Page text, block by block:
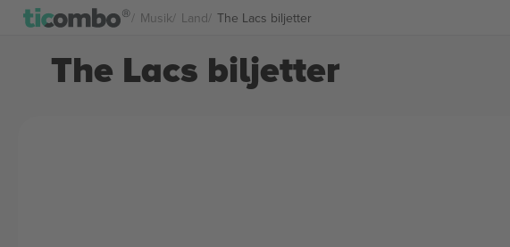
Musik Land The Lacs biljetter
The Lacs biljetter